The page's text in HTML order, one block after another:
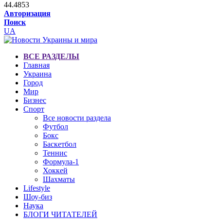
44.4853
Авторизация
Поиск
UA
ВСЕ РАЗДЕЛЫ
Главная
Украина
Город
Мир
Бизнес
Спорт
Все новости раздела
Футбол
Бокс
Баскетбол
Теннис
Формула-1
Хоккей
Шахматы
Lifestyle
Шоу-биз
Наука
БЛОГИ ЧИТАТЕЛЕЙ